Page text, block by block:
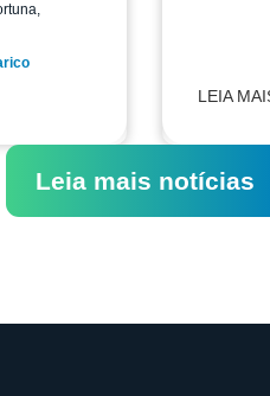
LEIA
Leia mais notícias